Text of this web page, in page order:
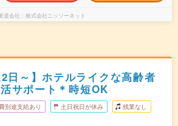
遣会社 株式会社ニッソーネット
2日～】ホテルライクな高齢者
サポート＊時短OK
別途支給あり 土日祝日が休み 残業なし